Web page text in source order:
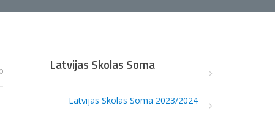
0 Latvijas Skolas Soma
Latvijas Skolas Soma 2023/2024